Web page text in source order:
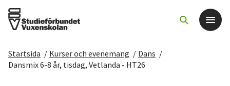
Det här gör vi
Startsida / Kurser och evenemang / Dans /
Dansmix 6-8 år, tisdag, Vetlanda - HT26